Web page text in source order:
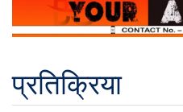
प्रतिक्रिया